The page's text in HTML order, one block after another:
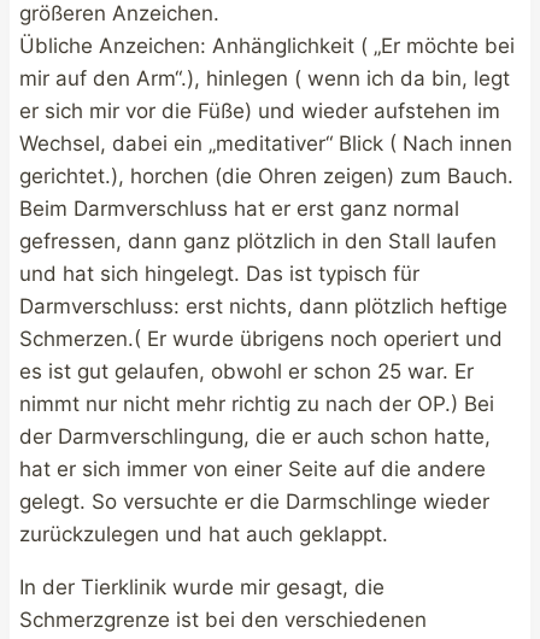
größeren Anzeichen.
Übliche Anzeichen: Anhänglichkeit ( „Er möchte bei
mir auf den Arm“.), hinlegen ( wenn ich da bin, legt
er sich mir vor die Füße) und wieder aufstehen im
Wechsel, dabei ein „meditativer“ Blick ( Nach innen
gerichtet.), horchen (die Ohren zeigen) zum Bauch.
Beim Darmverschluss hat er erst ganz normal
gefressen, dann ganz plötzlich in den Stall laufen
und hat sich hingelegt. Das ist typisch für
Darmverschluss: erst nichts, dann plötzlich heftige
Schmerzen.( Er wurde übrigens noch operiert und
es ist gut gelaufen, obwohl er schon 25 war. Er
nimmt nur nicht mehr richtig zu nach der OP.) Bei
der Darmverschlingung, die er auch schon hatte,
hat er sich immer von einer Seite auf die andere
gelegt. So versuchte er die Darmschlinge wieder
zurückzulegen und hat auch geklappt.
In der Tierklinik wurde mir gesagt, die
Schmerzgrenze ist bei den verschiedenen